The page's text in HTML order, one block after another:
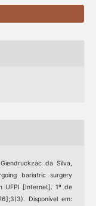
da Silva,
bariatric surgery
UFPI [Internet]. 1º de
Disponível em: